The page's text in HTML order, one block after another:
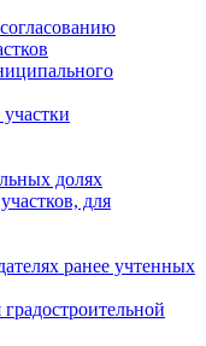
долях
для
ранее учтенных